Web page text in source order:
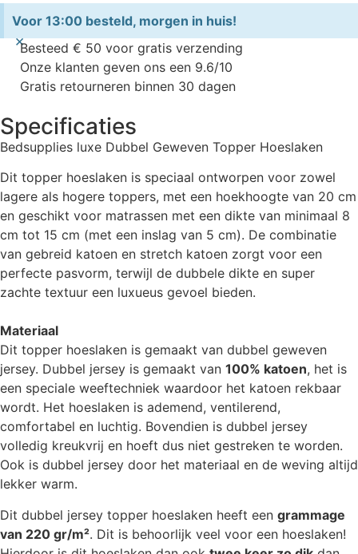
Voor 13:00 besteld, morgen in huis!
×Besteed € 50 voor gratis verzending
Onze klanten geven ons een 9.6/10
Gratis retourneren binnen 30 dagen
Specificaties
Bedsupplies luxe Dubbel Geweven Topper Hoeslaken
Dit topper hoeslaken is speciaal ontworpen voor zowel
lagere als hogere toppers, met een hoekhoogte van 20 cm
en geschikt voor matrassen met een dikte van minimaal 8
cm tot 15 cm (met een inslag van 5 cm). De combinatie
van gebreid katoen en stretch katoen zorgt voor een
perfecte pasvorm, terwijl de dubbele dikte en super
zachte textuur een luxueus gevoel bieden.
Materiaal
Dit topper hoeslaken is gemaakt van dubbel geweven
jersey. Dubbel jersey is gemaakt van 100% katoen, het is
een speciale weeftechniek waardoor het katoen rekbaar
wordt. Het hoeslaken is ademend, ventilerend,
comfortabel en luchtig. Bovendien is dubbel jersey
volledig kreukvrij en hoeft dus niet gestreken te worden.
Ook is dubbel jersey door het materiaal en de weving altijd
lekker warm.
Dit dubbel jersey topper hoeslaken heeft een grammage
van 220 gr/m². Dit is behoorlijk veel voor een hoeslaken!